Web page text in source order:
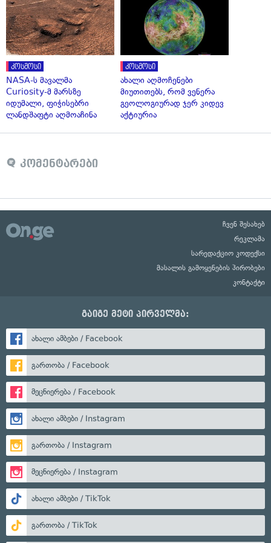
კოსმოსი
NASA-ს მავალმა
Curiosity-მ მარსზე
იდუმალი, ფიჭისებრი
ლანდშაფტი აღმოაჩინა
კოსმოსი
ახალი აღმოჩენები
მიუთითებს, რომ ვენერა
გეოლოგიურად ჯერ კიდევ
აქტიურია
კომენტარები
ჩვენ შესახებ
რეკლამა
სარედაქციო კოდექსი
მასალის გამოყენების პირობები
კონტაქტი
გაიგე მეტი პირველმა:
ახალი ამბები / Facebook
გართობა / Facebook
მეცნიერება / Facebook
ახალი ამბები / Instagram
გართობა / Instagram
მეცნიერება / Instagram
ახალი ამბები / TikTok
გართობა / TikTok